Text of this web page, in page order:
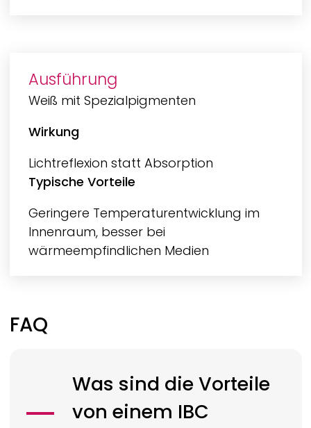
Ausführung
Weiß mit Spezialpigmenten
Wirkung
Lichtreflexion statt Absorption
Typische Vorteile
Geringere Temperaturentwicklung im
Innenraum, besser bei
wärmeempfindlichen Medien
FAQ
Was sind die Vorteile
von einem IBC